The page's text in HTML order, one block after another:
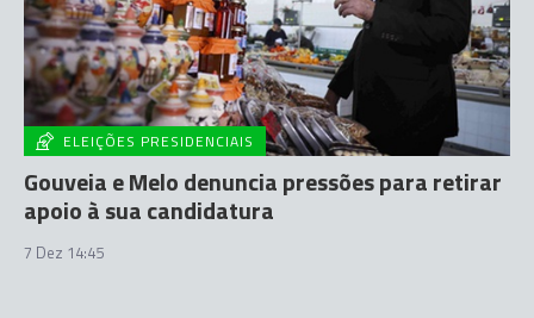
ELEIÇÕES PRESIDENCIAIS
Gouveia e Melo denuncia pressões para retirar
apoio à sua candidatura
7 Dez 14:45